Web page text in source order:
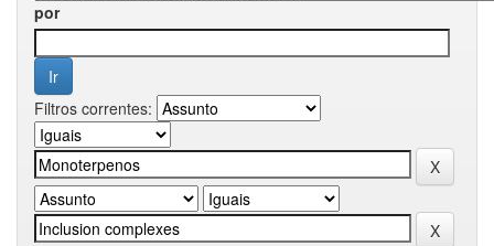
por
Filtros correntes: